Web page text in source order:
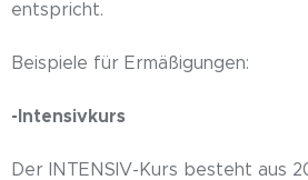
entspricht.
Beispiele für Ermäßigungen:
-Intensivkurs
Der INTENSIV-Kurs besteht aus